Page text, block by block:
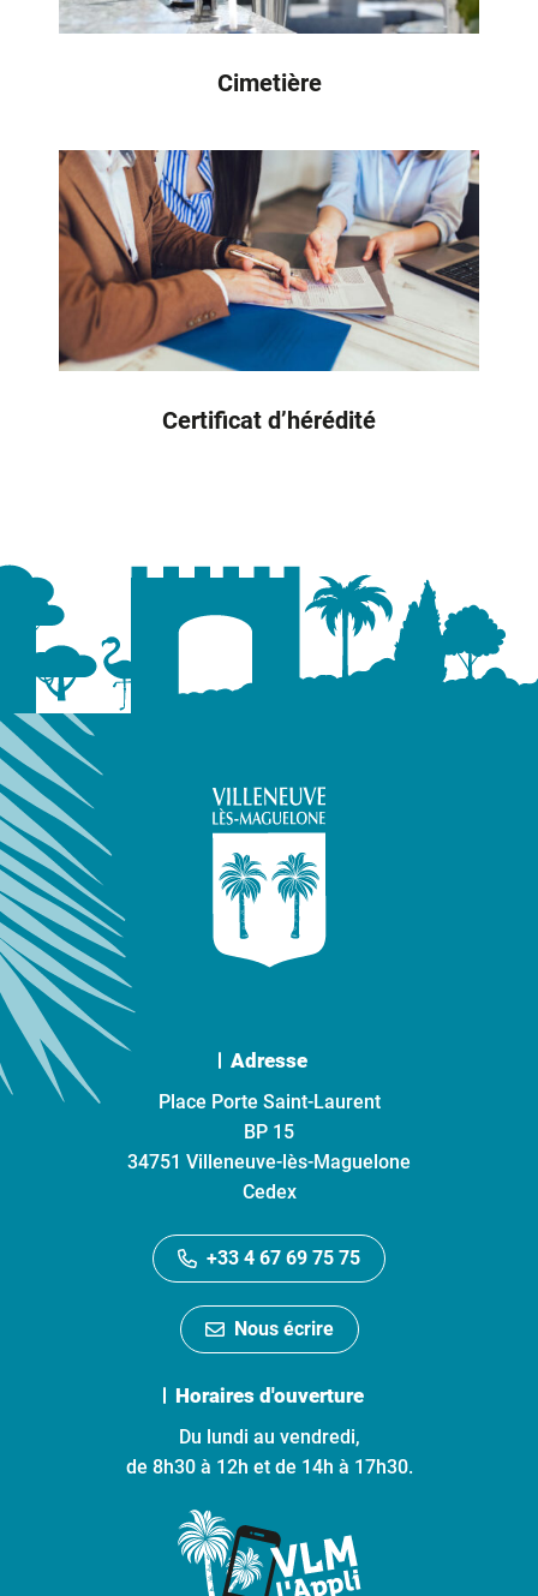
Cimetière
Certificat d’hérédité
Adresse
Place Porte Saint-Laurent
BP 15
34751 Villeneuve-lès-Maguelone
Cedex
+33 4 67 69 75 75
Nous écrire
Horaires d'ouverture
Du lundi au vendredi,
de 8h30 à 12h et de 14h à 17h30.